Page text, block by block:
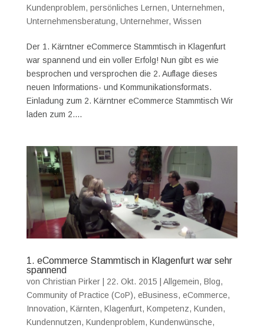
Kundenproblem, persönliches Lernen, Unternehmen,
Unternehmensberatung, Unternehmer, Wissen
Der 1. Kärntner eCommerce Stammtisch in Klagenfurt
war spannend und ein voller Erfolg! Nun gibt es wie
besprochen und versprochen die 2. Auflage dieses
neuen Informations- und Kommunikationsformats.
Einladung zum 2. Kärntner eCommerce Stammtisch Wir
laden zum 2....
1. eCommerce Stammtisch in Klagenfurt war sehr
spannend
von Christian Pirker| 22. Okt. 2015 Allgemein, Blog,
Community of Practice (CoP), eBusiness, eCommerce,
Innovation, Kärnten, Klagenfurt, Kompetenz, Kunden,
Kundennutzen, Kundenproblem, Kundenwünsche,